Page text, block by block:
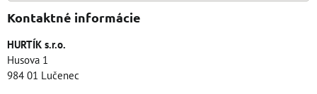
Kontaktné informácie
HURTÍK s.r.o.
Husova 1
984 01 Lučenec